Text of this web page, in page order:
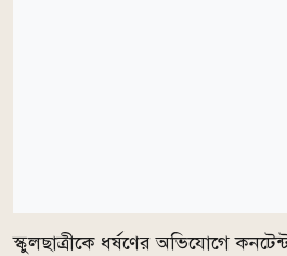
স্কুলছাত্রীকে ধর্ষণের অভিযোগে